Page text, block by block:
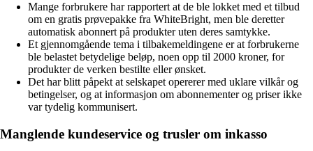
Mange forbrukere har rapportert at de ble lokket med et tilbud
om en gratis prøvepakke fra WhiteBright, men ble deretter
automatisk abonnert på produkter uten deres samtykke.
Et gjennomgående tema i tilbakemeldingene er at forbrukerne
ble belastet betydelige beløp, noen opp til 2000 kroner, for
produkter de verken bestilte eller ønsket.
Det har blitt påpekt at selskapet opererer med uklare vilkår og
betingelser, og at informasjon om abonnementer og priser ikke
var tydelig kommunisert.
Manglende kundeservice og trusler om inkasso